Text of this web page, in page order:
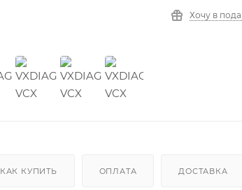
Хочу в
КАК КУПИТЬ ОПЛАТА ДОСТАВКА